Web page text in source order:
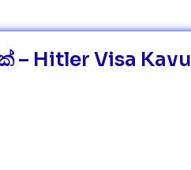
– Hitler Visa Kavu